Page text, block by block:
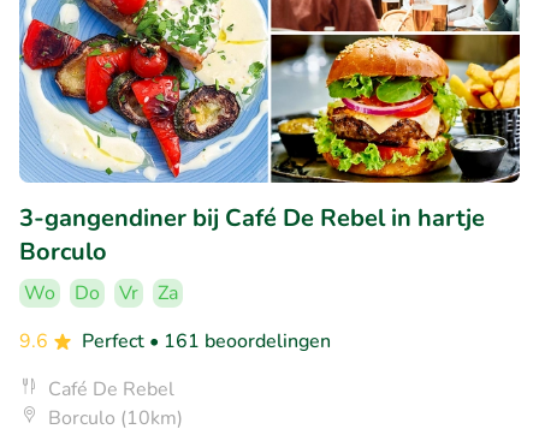
3-gangendiner bij Café De Rebel in hartje
Borculo
Wo Do Vr
Za
9.6
Perfect • 161 beoordelingen
Café De Rebel
Borculo (10km)